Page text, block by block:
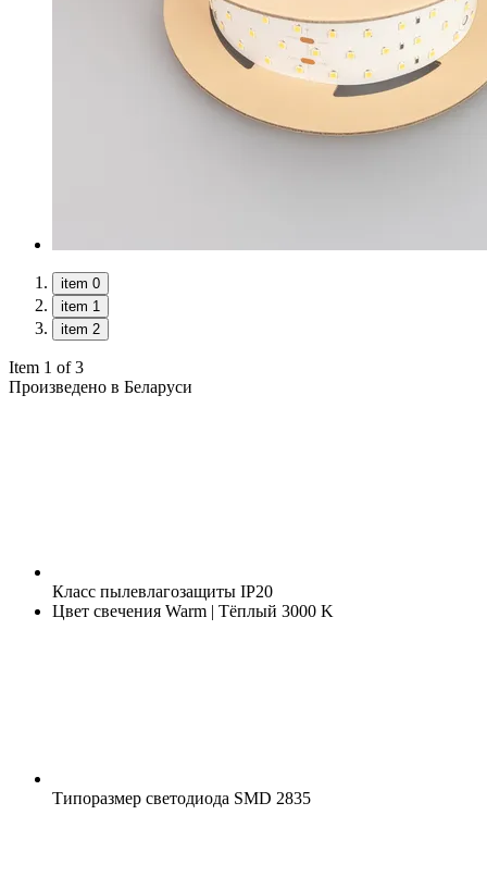
item 0
item 1
item 2
Item 1 of 3
Произведено в Беларуси
Класс пылевлагозащиты IP20
Цвет свечения Warm | Тёплый 3000 K
Типоразмер светодиода SMD 2835